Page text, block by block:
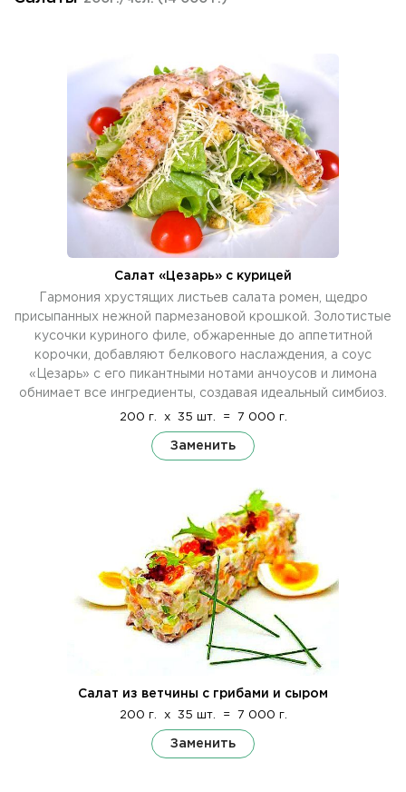
Салат «Цезарь» с курицей
Гармония хрустящих листьев салата ромен, щедро
присыпанных нежной пармезановой крошкой. Золотистые
кусочки куриного филе, обжаренные до аппетитной
корочки, добавляют белкового наслаждения, а соус
«Цезарь» с его пикантными нотами анчоусов и лимона
обнимает все ингредиенты, создавая идеальный симбиоз.
200 г. x 35 шт. = 7 000 г.
Заменить
Салат из ветчины с грибами и сыром
200 г. x 35 шт. = 7 000 г.
Заменить